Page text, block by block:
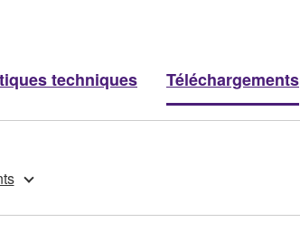
techniques Téléchargements